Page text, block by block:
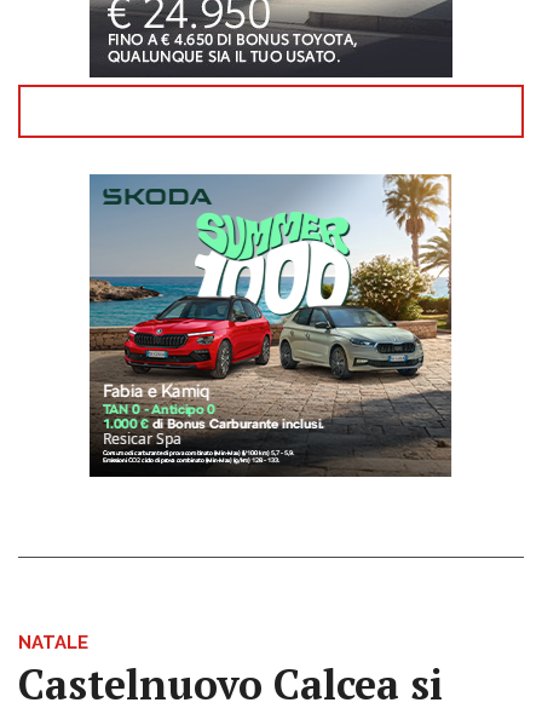
NATALE
Castelnuovo Calcea si